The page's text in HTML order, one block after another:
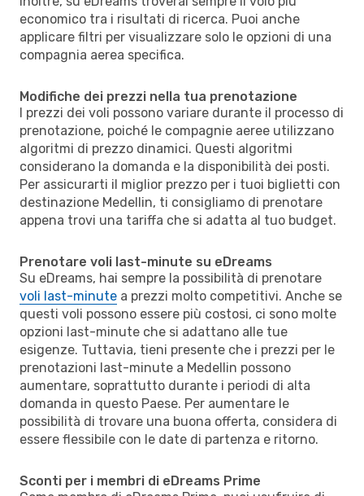
economico tra i risultati di ricerca. Puoi anche
applicare filtri per visualizzare solo le opzioni di una
compagnia aerea specifica.
Modifiche dei prezzi nella tua prenotazione
I prezzi dei voli possono variare durante il processo di
prenotazione, poiché le compagnie aeree utilizzano
algoritmi di prezzo dinamici. Questi algoritmi
considerano la domanda e la disponibilità dei posti.
Per assicurarti il miglior prezzo per i tuoi biglietti con
destinazione Medellin, ti consigliamo di prenotare
appena trovi una tariffa che si adatta al tuo budget.
Prenotare voli last-minute su eDreams
Su eDreams, hai sempre la possibilità di prenotare
voli last-minute a prezzi molto competitivi. Anche se
questi voli possono essere più costosi, ci sono molte
opzioni last-minute che si adattano alle tue
esigenze. Tuttavia, tieni presente che i prezzi per le
prenotazioni last-minute a Medellin possono
aumentare, soprattutto durante i periodi di alta
domanda in questo Paese. Per aumentare le
possibilità di trovare una buona offerta, considera di
essere flessibile con le date di partenza e ritorno.
Sconti per i membri di eDreams Prime